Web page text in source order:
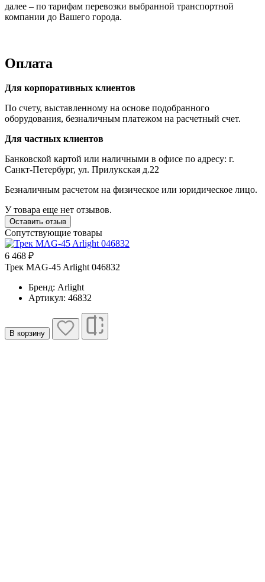
далее – по тарифам перевозки выбранной транспортной
компании до Вашего города.
Оплата
Для корпоративных клиентов
По счету, выставленному на основе подобранного
оборудования, безналичным платежом на расчетный счет.
Для частных клиентов
Банковской картой или наличными в офисе по адресу: г.
Санкт-Петербург, ул. Прилукская д.22
Безналичным расчетом на физическое или юридическое лицо.
У товара еще нет отзывов.
Оставить отзыв
Сопутствующие товары
6 468 ₽
Трек MAG-45 Arlight 046832
Бренд: Arlight
Артикул: 46832
В корзину